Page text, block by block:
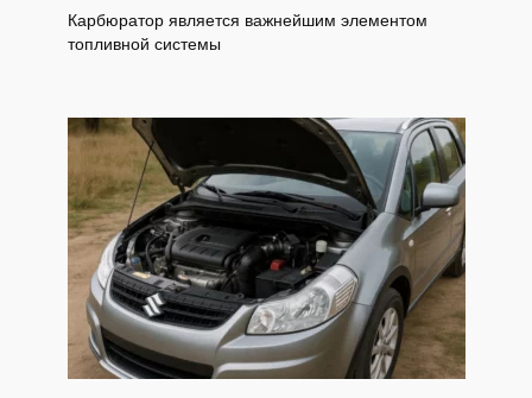
Карбюратор является важнейшим элементом
топливной системы